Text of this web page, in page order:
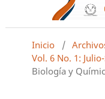
Inicio /
Vol. 6 No. 1:
Biología y